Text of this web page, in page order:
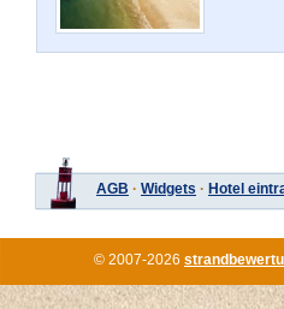
AGB · Widgets · Hotel
© 2007-2026